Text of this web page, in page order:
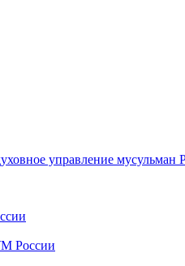
управление мусульман
России